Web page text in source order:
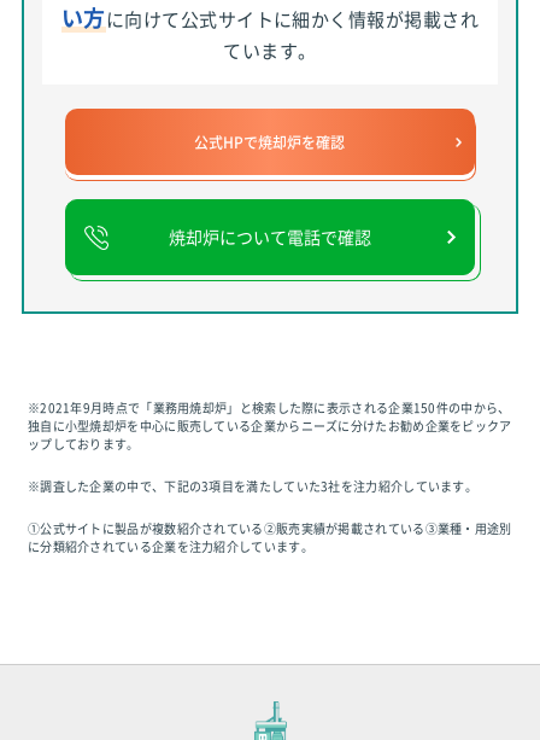
い方に向けて公式サイトに細かく情報が掲載され
ています。
公式HPで焼却炉を確認
焼却炉について電話で確認
※2021年9月時点で「業務用焼却炉」と検索した際に表示される企業150件の中から、
独自に小型焼却炉を中心に販売している企業からニーズに分けたお勧め企業をピックア
ップしております。
※調査した企業の中で、下記の3項目を満たしていた3社を注力紹介しています。
①公式サイトに製品が複数紹介されている②販売実績が掲載されている③業種・用途別
に分類紹介されている企業を注力紹介しています。